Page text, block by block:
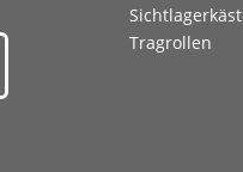
Tragrollen